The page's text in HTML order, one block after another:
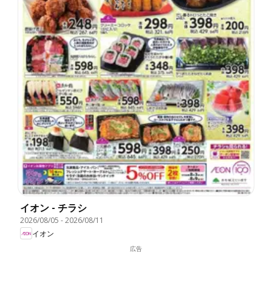
イオン - チラシ
2026/08/05 -2026/08/11
イオン
広告